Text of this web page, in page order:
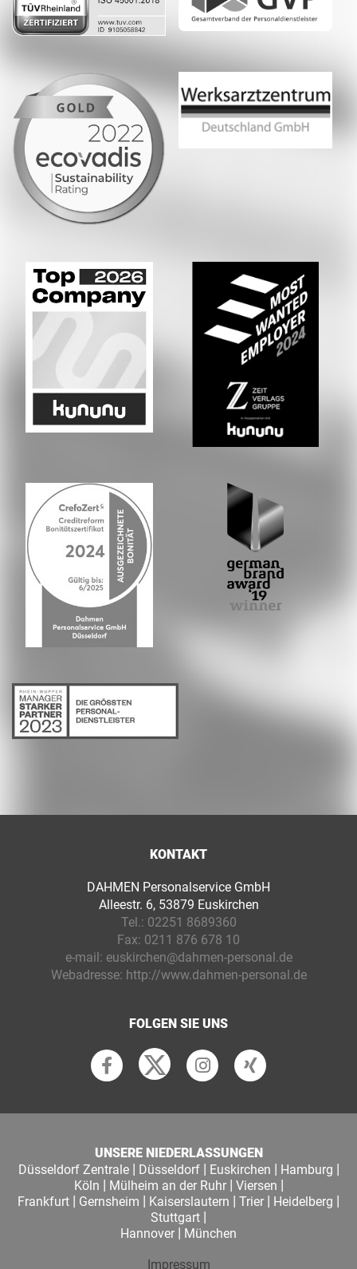
KONTAKT
DAHMEN Personalservice GmbH
Alleestr. 6, 53879 Euskirchen
Tel.: 02251 8689360
Fax: 0211 876 678 10
e-mail: euskirchen@dahmen-personal.de
Webadresse: http://www.dahmen-personal.de
FOLGEN SIE UNS
UNSERE NIEDERLASSUNGEN
Düsseldorf Zentrale| Düsseldorf| Euskirchen | Hamburg |
Köln | Mülheim an der Ruhr| Viersen |
Frankfurt | Gernsheim | Kaiserslautern | Trier | Heidelberg |
Stuttgart |
Hannover | München
Impressum